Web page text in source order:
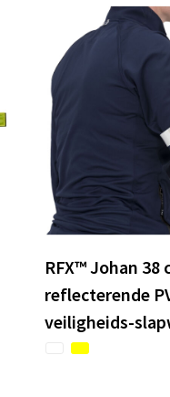
RFX™ Johan 38
reflecterende
veiligheids-